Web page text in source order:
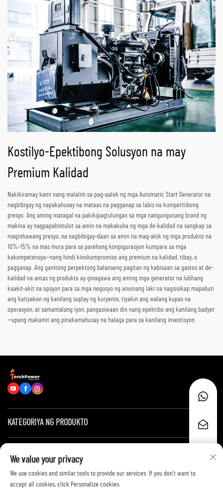
Kostilyo-Epektibong Solusyon na may
Premium Kalidad
Nakikiramay kami nang malalim sa pag-aalok ng mga Automatic Start Generator na
nagbibigay ng napakahusay na mataas na pagganap sa labis na kumpetitibong
presyo. Ang aming matagal na pakikipagtulungan sa mga nangungunang brand ng
makina ay nagpapahintulot sa amin na makakuha ng mga de-kalidad na sangkap sa
maginhawang presyo, na nagbibigay-daan sa amin na mag-alok ng mga produkto na
10%–15% na mas mura para sa parehong konpigurasyon kumpara sa mga
kakompetensya—nang hindi kinokompromiso ang premium na kalidad, tibay, o
pagganap. Ang ganitong perpektong balanseng pagitan ng kabisaan sa gastos at de-
kalidad na antas ng produkto ay ginagawa ang aming mga generator na lubhang
kaakit-akit na opsyon para sa mga negosyo ng anumang laki na nagsisikap mapabuti
ang katiyakan ng kanilang suplay ng kuryente, tiyakin ang walang kupas na
operasyon, at samantalang iyon, pangasiwaan din nang epektibo ang kanilang badyet
—upang makamit ang pinakamahusay na halaga para sa kanilang investisyon.
KATEGORIYA NG PRODUKTO
Makipag-ugnayan sa Amin
We value your privacy
We use cookies and similar tools to provide our services. If you don't want to
accept all cookies, click Personalize cookies.